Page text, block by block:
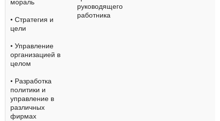
• Стратегия и
цели
• Управление
органи­зацией в
целом
• Разработка
политики и
управление в
раз­личных
фирмах
руководящего
работ­ника